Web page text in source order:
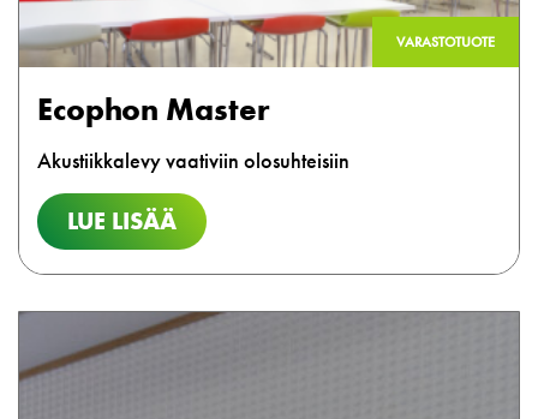
VARASTOTUOTE
Ecophon Master
Akustiikkalevy vaativiin olosuhteisiin
LUE LISÄÄ